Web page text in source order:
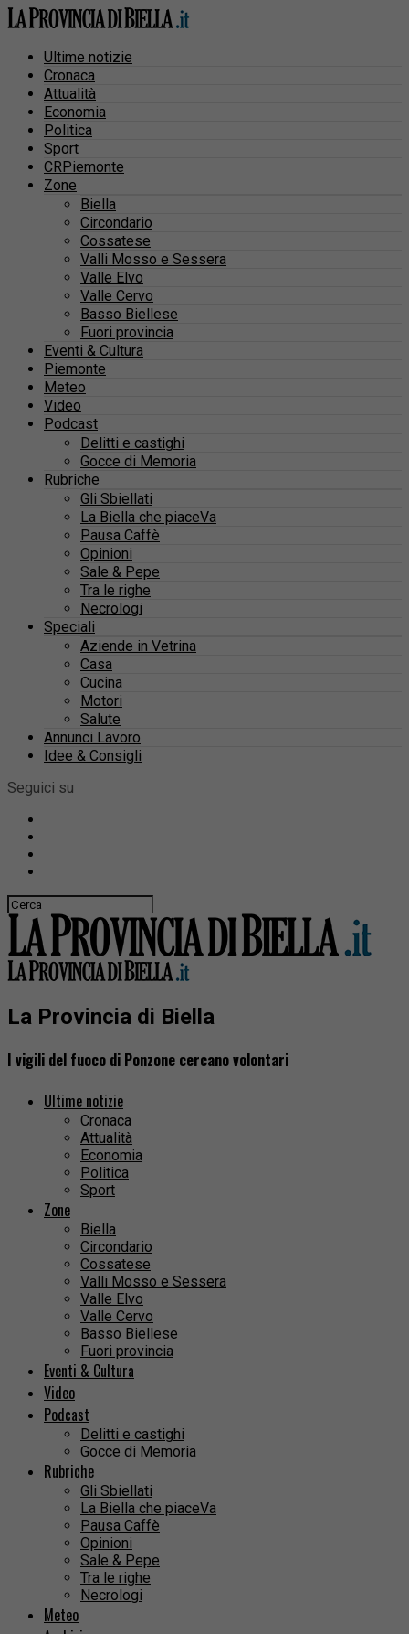
Ultime notizie
Cronaca
Attualità
Economia
Politica
Sport
CRPiemonte
Zone
Biella
Circondario
Cossatese
Valli Mosso e Sessera
Valle Elvo
Valle Cervo
Basso Biellese
Fuori provincia
Eventi & Cultura
Piemonte
Meteo
Video
Podcast
Delitti e castighi
Gocce di Memoria
Rubriche
Gli Sbiellati
La Biella che piaceVa
Pausa Caffè
Opinioni
Sale & Pepe
Tra le righe
Necrologi
Speciali
Aziende in Vetrina
Casa
Cucina
Motori
Salute
Annunci Lavoro
Idee & Consigli
Seguici su
La Provincia di Biella
I vigili del fuoco di Ponzone cercano volontari
Ultime notizie
Cronaca
Attualità
Economia
Politica
Sport
Zone
Biella
Circondario
Cossatese
Valli Mosso e Sessera
Valle Elvo
Valle Cervo
Basso Biellese
Fuori provincia
Eventi & Cultura
Video
Podcast
Delitti e castighi
Gocce di Memoria
Rubriche
Gli Sbiellati
La Biella che piaceVa
Pausa Caffè
Opinioni
Sale & Pepe
Tra le righe
Necrologi
Meteo